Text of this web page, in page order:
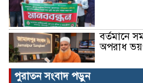
বর্তমানে
অপরাধ
পুরাতন সংবাদ পড়ুন